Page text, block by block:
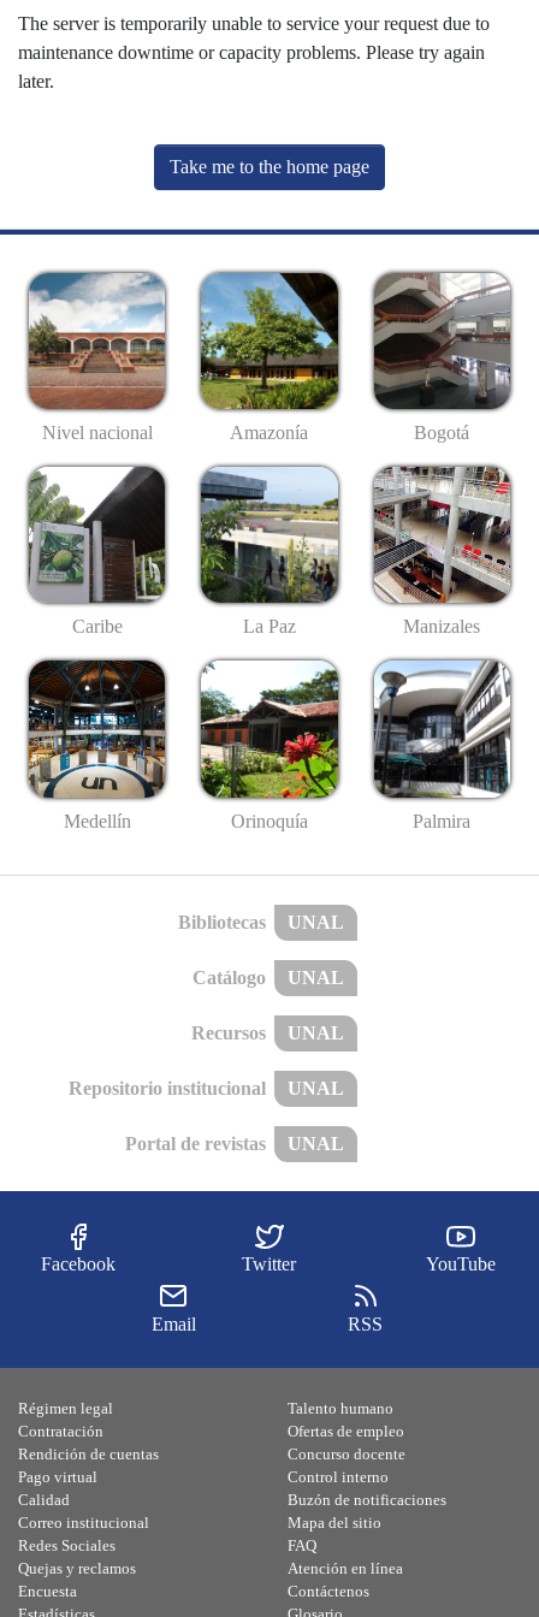
The server is temporarily unable to service your request due to
maintenance downtime or capacity problems. Please try again
later.
Take me to the home page
Nivel nacional Amazonía Bogotá
Caribe La Paz Manizales
Medellín Orinoquía Palmira
Bibliotecas UNAL
Catálogo UNAL
Recursos UNAL
Repositorio institucional UNAL
Portal de revistas UNAL
Facebook Twitter YouTube
Email RSS
Régimen legal
Contratación
Rendición de cuentas
Pago virtual
Calidad
Talento humano
Ofertas de empleo
Concurso docente
Control interno
Buzón de notificaciones
Correo institucional
Redes Sociales
Quejas y reclamos
Encuesta
Mapa del sitio
FAQ
Atención en línea
Contáctenos